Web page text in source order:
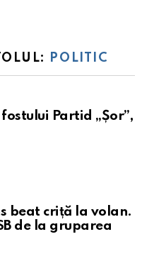
POLITIC
Partid „Șor”,
beat criță la volan.
de la gruparea